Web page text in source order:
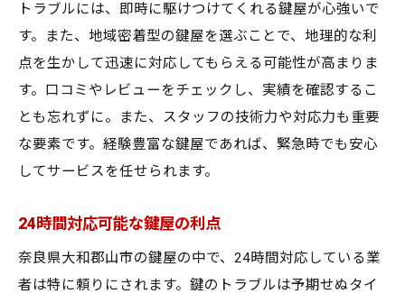
トラブルには、即時に駆けつけてくれる鍵屋が心強いで
す。また、地域密着型の鍵屋を選ぶことで、地理的な利
点を生かして迅速に対応してもらえる可能性が高まりま
す。口コミやレビューをチェックし、実績を確認するこ
とも忘れずに。また、スタッフの技術力や対応力も重要
な要素です。経験豊富な鍵屋であれば、緊急時でも安心
してサービスを任せられます。
24時間対応可能な鍵屋の利点
奈良県大和郡山市の鍵屋の中で、24時間対応している業
者は特に頼りにされます。鍵のトラブルは予期せぬタイ